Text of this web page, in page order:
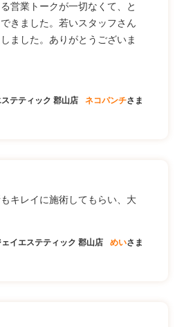
営業トークが一切なくて、と
きました。若いスタッフさん
ました。ありがとうございま
テティック 郡山店 ネコパンチさま
キレイに施術してもらい、大
ェイエステティック 郡山店 めいさま